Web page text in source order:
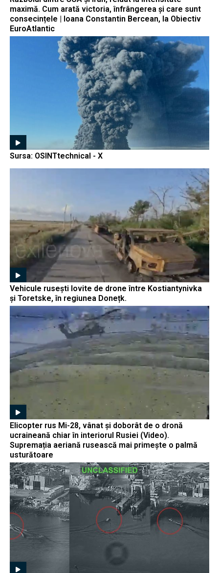
maximă. Cum arată victoria, înfrângerea și care sunt
consecințele | Ioana Constantin Bercean, la Obiectiv
EuroAtlantic
Sursa: OSINTtechnical - X
Vehicule rusești lovite de drone între Kostiantynivka
și Toretske, în regiunea Donețk.
Elicopter rus Mi-28, vânat și doborât de o dronă
ucraineană chiar în interiorul Rusiei (Video).
Supremația aeriană rusească mai primește o palmă
usturătoare